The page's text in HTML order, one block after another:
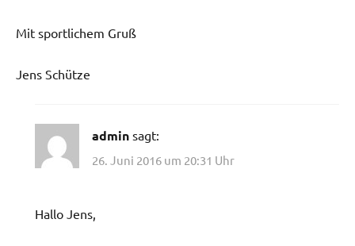
Mit sportlichem Gruß
Jens Schütze
admin sagt:
26. Juni 2016 um 20:31 Uhr
Hallo Jens,